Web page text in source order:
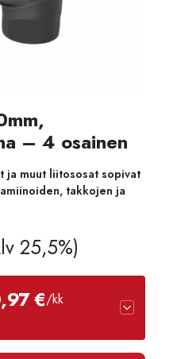
– 4 osainen
ja muut liitososat sopivat
takkojen ja
25,5%)
€/kk